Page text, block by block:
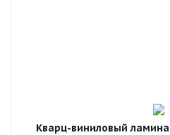
Кварц-виниловый